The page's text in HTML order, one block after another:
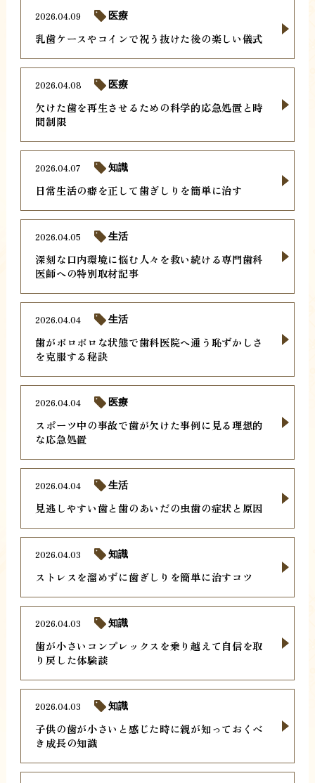
乳歯ケースやコインで祝う抜けた後の楽しい儀式
2026.04.09 医療
欠けた歯を再生させるための科学的応急処置と時
間制限
2026.04.08 医療
日常生活の癖を正して歯ぎしりを簡単に治す
2026.04.07 知識
深刻な口内環境に悩む人々を救い続ける専門歯科
医師への特別取材記事
2026.04.05 生活
歯がボロボロな状態で歯科医院へ通う恥ずかしさ
を克服する秘訣
2026.04.04 生活
スポーツ中の事故で歯が欠けた事例に見る理想的
な応急処置
2026.04.04 医療
見逃しやすい歯と歯のあいだの虫歯の症状と原因
2026.04.04 生活
ストレスを溜めずに歯ぎしりを簡単に治すコツ
2026.04.03 知識
歯が小さいコンプレックスを乗り越えて自信を取
り戻した体験談
2026.04.03 知識
子供の歯が小さいと感じた時に親が知っておくべ
き成長の知識
2026.04.03 知識